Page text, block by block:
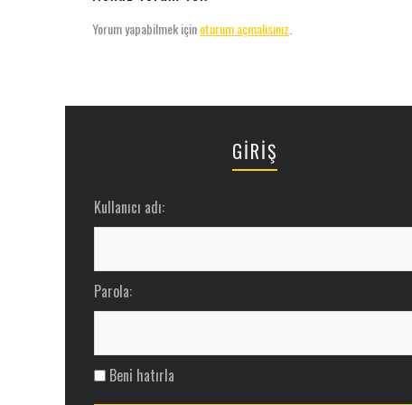
Yorum yapabilmek içinoturum açmalısınız
GİRİŞ
Kullanıcı adı:
Parola:
Beni hatırla